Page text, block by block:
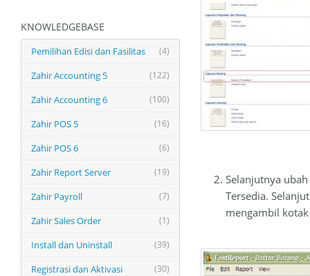
KNOWLEDGEBASE
(4)
Pemilihan Edisi dan Fasilitas
(122)
Zahir Accounting 5
(100)
Zahir Accounting 6
(16)
Zahir POS 5
(6)
Zahir POS 6
(19)
Zahir Report Server
(7)
Zahir Payroll
(1)
Zahir Sales Order
(39)
Install dan Uninstall
(30)
Registrasi dan Aktivasi
Selanjutnya
Tersedia.
mengambil